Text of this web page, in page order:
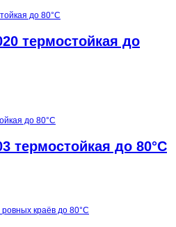
термостойкая до
термостойкая до 80°C